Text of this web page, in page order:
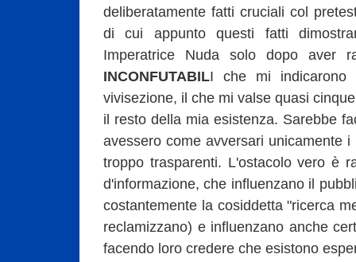
deliberatamente fatti cruciali col
di cui appunto questi fatti
Imperatrice Nuda solo dopo aver
INCONFUTABILI che mi indicarono
vivisezione, il che mi valse quasi
il resto della mia esistenza. Sarebbe
avessero come avversari unicamente
troppo trasparenti. L'ostacolo vero è
d'informazione, che influenzano il
costantemente la cosiddetta "ricerca
reclamizzano) e influenzano anche
facendo loro credere che esistono